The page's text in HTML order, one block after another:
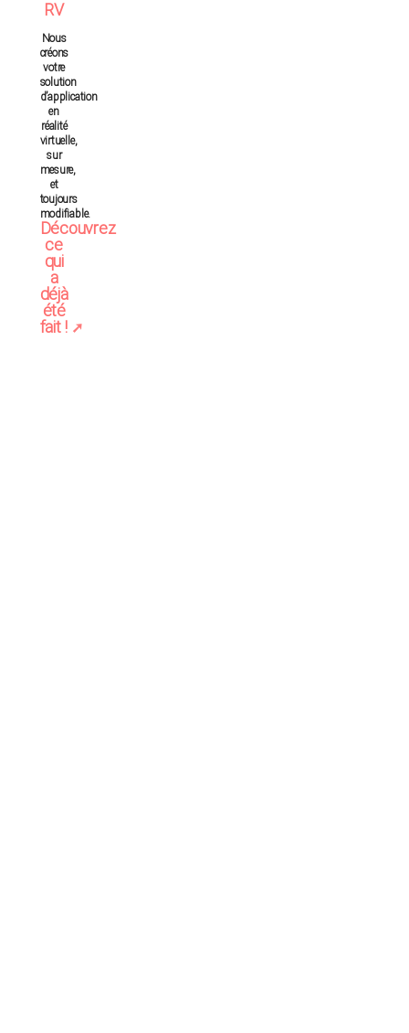
RV
Nous
créons
votre
solution
d’application
en
réalité
virtuelle,
sur
mesure,
et
toujours
modifiable.
Découvrez
ce
qui
a
déjà
été
fait !